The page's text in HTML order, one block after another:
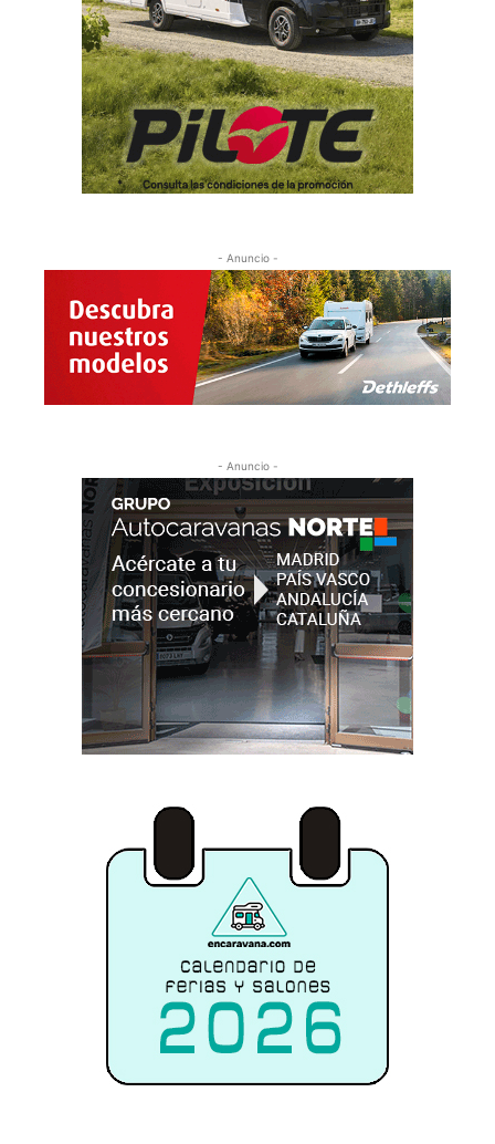
- Anuncio -
- Anuncio -